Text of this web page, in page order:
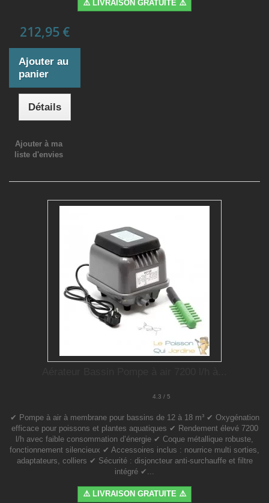
⚠️ LIVRAISON GRATUITE ⚠️
212,95 €
Ajouter au
panier
Détails
Ajouter à ma
liste d'envies
4.3 / 5
✔ Pompe à air à membrane pour bassins de 12 à 18 m³ ✔ Oxygénation
efficace pour poissons et plantes aquatiques ✔ Rendement élevé 7200
l/h avec faible consommation d’énergie ✔ Coque métallique robuste,
fonctionnement silencieux ✔ Accessoires inclus : nourrice multi sorties,
adaptateurs, colliers ✔ Sécurité : disjoncteur anti-surchauffe et filtre
intégré ✔...
⚠️ LIVRAISON GRATUITE ⚠️